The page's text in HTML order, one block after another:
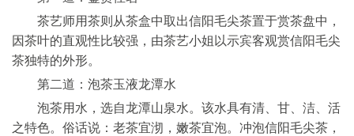
茶艺师用茶则从茶盒中取出信阳毛尖茶置于赏茶盘中，
因茶叶的直观性比较强，由茶艺小姐以示宾客观赏信阳毛尖
茶独特的外形。
第二道：泡茶玉液龙潭水
泡茶用水，选自龙潭山泉水。该水具有清、甘、洁、活
之特色。俗话说：老茶宜沏，嫩茶宜泡。冲泡信阳毛尖茶，